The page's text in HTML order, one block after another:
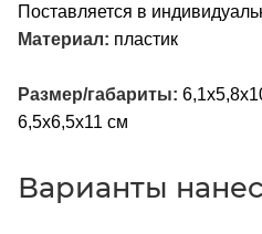
Поставляется в
Материал: пластик
Размер/габариты:
6,5x6,5x11 см
Варианты